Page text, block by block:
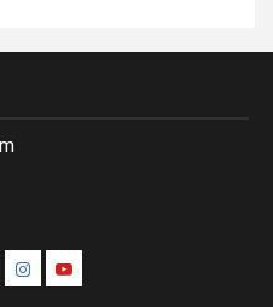
Instagram
Youtube